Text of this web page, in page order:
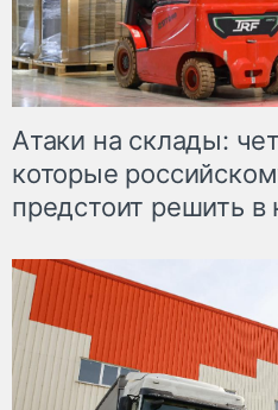
Атаки на склады:
которые
предстоит решить в